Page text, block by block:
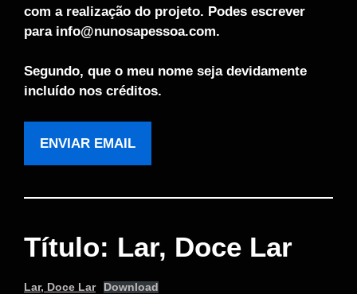
com a realização do projeto. Podes escrever
para info@nunosapessoa.com.
Segundo, que o meu nome seja devidamente
incluído nos créditos.
ENVIAR EMAIL
Título: Lar, Doce Lar
Lar, Doce Lar Download